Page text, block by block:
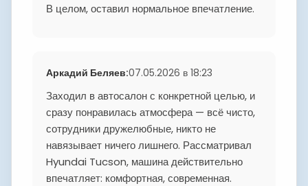
В целом, оставил нормальное впечатление.
Аркадий Беляев:07.05.2026 в 18:23
Заходил в автосалон с конкретной целью, и
сразу понравилась атмосфера — всё чисто,
сотрудники дружелюбные, никто не
навязывает ничего лишнего. Рассматривал
Hyundai Tucson, машина действительно
впечатляет: комфортная, современная.